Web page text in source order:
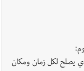
يصلح لكل زمان ومكان